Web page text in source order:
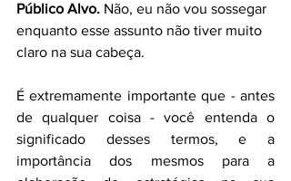
Público Alvo. Não, eu não vou sossegar
enquanto esse assunto não tiver muito
claro na sua cabeça.
É extremamente importante que - antes
de qualquer coisa - você entenda o
significado desses termos, e a
importância dos mesmos para a